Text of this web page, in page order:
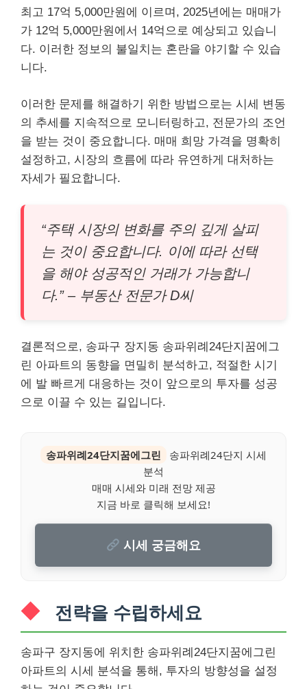
최고 17억 5,000만원에 이르며, 2025년에는 매매가
가 12억 5,000만원에서 14억으로 예상되고 있습니
다. 이러한 정보의 불일치는 혼란을 야기할 수 있습
니다.
이러한 문제를 해결하기 위한 방법으로는 시세 변동
의 추세를 지속적으로 모니터링하고, 전문가의 조언
을 받는 것이 중요합니다. 매매 희망 가격을 명확히
설정하고, 시장의 흐름에 따라 유연하게 대처하는
자세가 필요합니다.
“주택 시장의 변화를 주의 깊게 살피
는 것이 중요합니다. 이에 따라 선택
을 해야 성공적인 거래가 가능합니
다.” – 부동산 전문가 D씨
결론적으로, 송파구 장지동 송파위례24단지꿈에그
린 아파트의 동향을 면밀히 분석하고, 적절한 시기
에 발 빠르게 대응하는 것이 앞으로의 투자를 성공
으로 이끌 수 있는 길입니다.
송파위례24단지꿈에그린
송파위례24단지 시세
분석
매매 시세와 미래 전망 제공
지금 바로 클릭해 보세요!
시세 궁금해요
전략을 수립하세요
송파구 장지동에 위치한 송파위례24단지꿈에그린
아파트의 시세 분석을 통해, 투자의 방향성을 설정